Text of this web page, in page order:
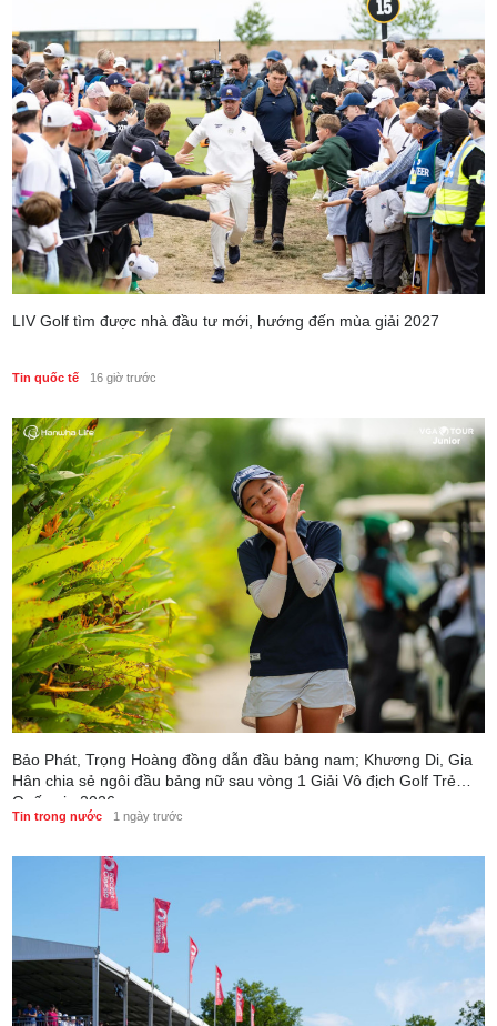
LIV Golf tìm được nhà đầu tư mới, hướng đến mùa giải 2027
Tin quốc tế 16 giờ trước
Bảo Phát, Trọng Hoàng đồng dẫn đầu bảng nam; Khương Di, Gia
Hân chia sẻ ngôi đầu bảng nữ sau vòng 1 Giải Vô địch Golf Trẻ
Quốc gia 2026
Tin trong nước 1 ngày trước